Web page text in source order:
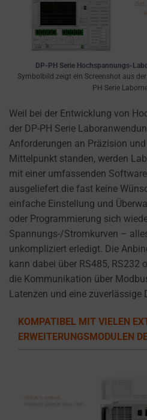
DP-PH Serie Hochspannungs-
Symbolbild zeigt ein Screenshot aus
PH Serie
Weil bei der Entwicklung von
der DP-PH Serie
Anforderungen an Präzision
Mittelpunkt standen, werden
mit einer umfassenden
ausgeliefert die fast keine
einfache Einstellung und
oder Programmierung sich
Spannungs-/Stromkurven –
unkompliziert erledigt. Die
kann dabei über RS485, RS232
die Kommunikation über
Latenzen und eine zuverlässige
KOMPATIBEL MIT VIELEN
ERWEITERUNGSMODULEN
cookies
you
choose.
For
more
details
on
how
website
uses
cookies
and
collects
data,
website’s